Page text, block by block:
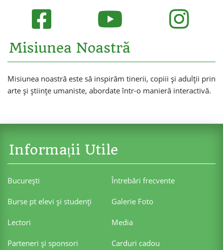
Misiunea Noastră
Misiunea noastră este să inspirăm tinerii, copiii și adulții prin
arte și științe umaniste, abordate într-o manieră interactivă.
Informații Utile
Bucureşti Întrebări frecvente
Burse pt elevi şi studenţi Galerie Foto
Lectori Media
Parteneri şi sponsori Carduri cadou